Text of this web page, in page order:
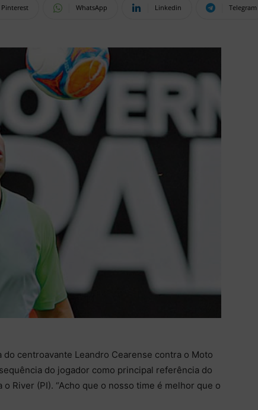
Pinterest WhatsApp Linkedin Telegram
centroavante Leandro Cearense contra o Moto
do jogador como principal referência do
River (PI). “Acho que o nosso time é melhor que o